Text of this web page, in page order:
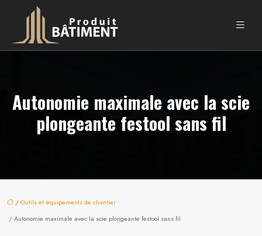
Autonomie maximale avec la scie
plongeante festool sans fil
/Outils et équipements de chantier
/ Autonomie maximale avec la scie plongeante festool sans fil